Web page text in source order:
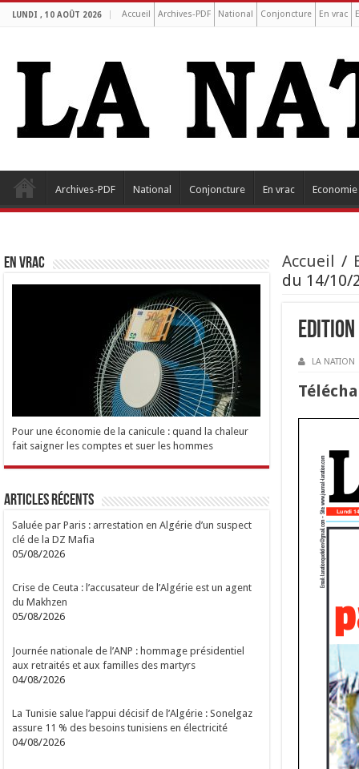
LUNDI , 10 AOÛT 2026 Accueil Archives-PDF National Conjoncture En vrac
Archives-PDF National Conjoncture En vrac Economie
Accueil /
du 14/10/
Edition
LA NATION
Télé
EN VRAC
Pour une économie de la canicule : quand la chaleur
fait saigner les comptes et suer les hommes
Articles Récents
Saluée par Paris : arrestation en Algérie d’un suspect
clé de la DZ Mafia
05/08/2026
Crise de Ceuta : l’accusateur de l’Algérie est un agent
du Makhzen
05/08/2026
Journée nationale de l’ANP : hommage présidentiel
aux retraités et aux familles des martyrs
04/08/2026
La Tunisie salue l’appui décisif de l’Algérie : Sonelgaz
assure 11 % des besoins tunisiens en électricité
04/08/2026